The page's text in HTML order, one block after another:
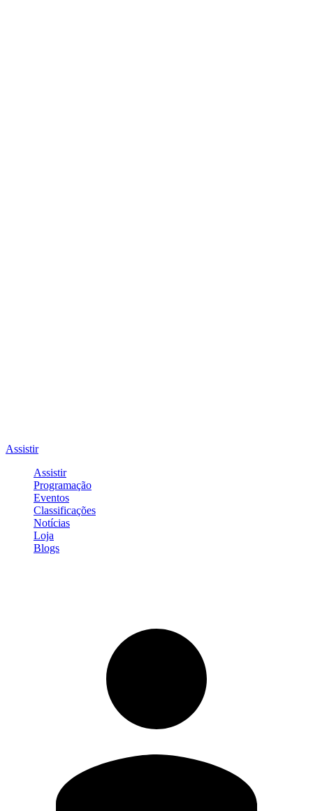
Assistir
Assistir
Programação
Eventos
Classificações
Notícias
Loja
Blogs